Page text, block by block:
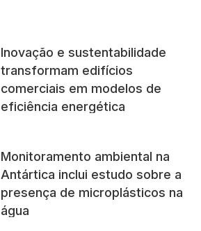
Inovação e sustentabilidade
transformam edifícios
comerciais em modelos de
eficiência energética
Monitoramento ambiental na
Antártica inclui estudo sobre a
presença de microplásticos na
água